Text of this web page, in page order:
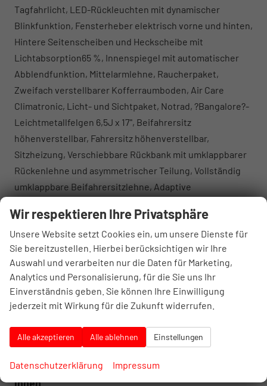
Tagfahrlicht, LED-Rückleuchten mit dynamischer
Blinkfunktion, Fensterheber elektrisch vorne und hinten,
Hintere Seitenscheiben und Heckscheibe mit
Lichtabsorption65 %, Innenspiegel mit automatischer
Abblendfunktion, Mittelarmlehne, Raucherpaket,
Zweifach verstellbarer Kofferraumboden, Air Care
Climatronic, Licht- und Sichtpaket, Notrad, ?Bangalore?-
Leichtmetallfelgen 6,5J x 17'', Beifahrersitz
höhenverstellbar, Fahrersitz höhenverstellbar,
Sitzheizung, Verschiebbare Rückbank mit umklappbarer
Rückenlehne und asymmetrischer Teilung, Vollständig
umklappbare Beifahrersitzlehne, Adaptive
Farbe, Einparkhilfe hinten, Müdigkeitserkennung,
Notbremsassistent, Regensensor,
Reifendruckkontrollsystem, Rückfahrkamera,
Schlüsselloser Zugang inklusive Motorstartknopf ,
Spurhalteassistent, Travel Assist,
Verkehrszeichenerkennung, Anhängerkupplung
beheizbare und anklappbare Außenspiegel mit
automatischer Absenkung beim Rückwärtsfahren, EU-
Fahrzeug mit Tageszulassung
Innen
Wir respektieren Ihre Privatsphäre
Unsere Website setzt Cookies ein, um unsere Dienste für
Sie bereitzustellen. Hierbei berücksichtigen wir Ihre
Auswahl und verarbeiten nur die Daten für Marketing,
Analytics und Personalisierung, für die Sie uns Ihr
Einverständnis geben. Sie können Ihre Einwilligung
jederzeit mit Wirkung für die Zukunft widerrufen.
Alle akzeptieren Alle ablehnen Einstellungen
Datenschutzerklärung Impressum